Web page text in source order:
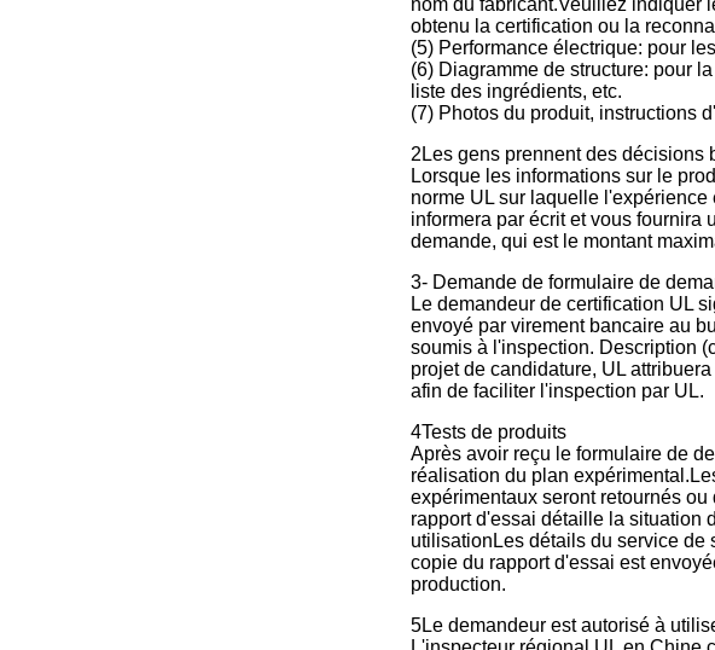
nom du fabricant.Veuillez indiquer
obtenu la certification ou la
(5) Performance électrique: pour
(6) Diagramme de structure: pour
liste des ingrédients, etc.
(7) Photos du produit, instructions
2Les gens prennent des décisions
Lorsque les informations sur le
norme UL sur laquelle
informera par écrit et vous fournira
demande, qui est le montant
3- Demande de formulaire de
Le demandeur de certification UL
envoyé par virement bancaire au
soumis à l'inspection. Description
projet de candidature, UL
afin de faciliter l'inspection par UL.
4Tests de produits
Après avoir reçu le formulaire de
réalisation du plan
expérimentaux seront retournés
rapport d'essai détaille la situation
utilisationLes détails du service de
copie du rapport d'essai est
production.
5Le demandeur est autorisé à